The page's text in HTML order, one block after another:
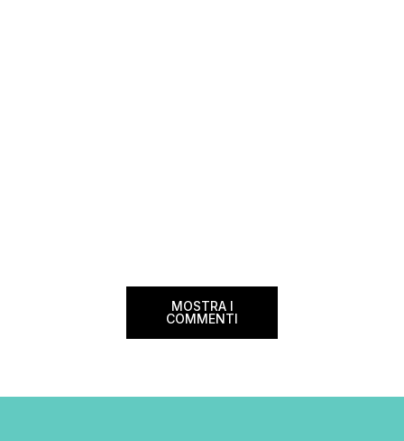
MOSTRA I
COMMENTI